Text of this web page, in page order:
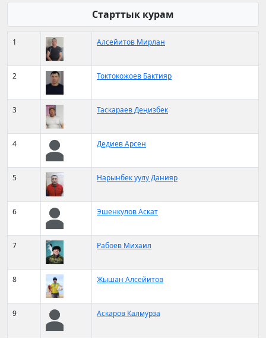
Старттык курам
1 Алсейитов Мирлан
2 Токтокожоев Бактияр
3 Таскараев Деңизбек
4 Дедиев Арсен
5 Нарынбек уулу Данияр
6 Эшенкулов Аскат
7 Рабоев Михаил
8 Жышан Алсейитов
9 Аскаров Калмурза